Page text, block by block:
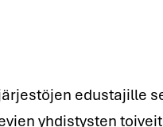
edustajille
yhdistysten